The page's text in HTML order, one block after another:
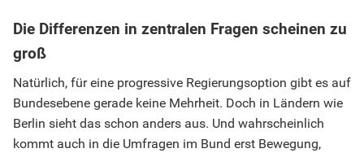
Die Differenzen in zentralen Fragen scheinen zu
groß
Natürlich, für eine progressive Regierungsoption gibt es auf
Bundesebene gerade keine Mehrheit. Doch in Ländern wie
Berlin sieht das schon anders aus. Und wahrscheinlich
kommt auch in die Umfragen im Bund erst Bewegung,